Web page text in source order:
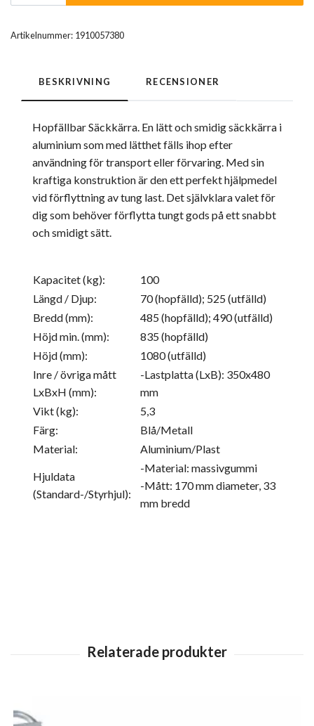
Artikelnummer: 1910057380
BESKRIVNING RECENSIONER
Hopfällbar Säckkärra. En lätt och smidig säckkärra i
aluminium som med lätthet fälls ihop efter
användning för transport eller förvaring. Med sin
kraftiga konstruktion är den ett perfekt hjälpmedel
vid förflyttning av tung last. Det självklara valet för
dig som behöver förflytta tungt gods på ett snabbt
och smidigt sätt.
Kapacitet (kg):
100
Längd / Djup:
70 (hopfälld); 525 (utfälld)
Bredd (mm):
485 (hopfälld); 490 (utfälld)
Höjd min. (mm):
835 (hopfälld)
Höjd (mm):
1080 (utfälld)
Inre / övriga mått
LxBxH (mm):
-Lastplatta (LxB): 350x480
mm
Vikt (kg):
5,3
Färg:
Blå/Metall
Material:
Aluminium/Plast
Hjuldata
(Standard-/Styrhjul):
-Material: massivgummi
-Mått: 170 mm diameter, 33
mm bredd